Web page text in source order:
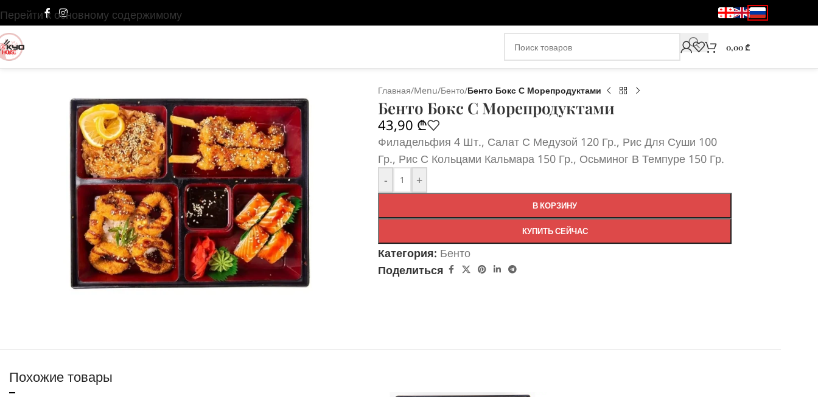
Перейти к основному содержимому
0,00₾
Главная/Menu/Бенто/Бенто Бокс С Морепродуктами
Бенто Бокс С Морепродуктами
43,90 ₾
Филадельфия 4 Шт., Салат С Медузой 120 Гр., Рис Для Суши 100
Гр., Рис С Кольцами Кальмара 150 Гр., Осьминог В Темпуре 150 Гр.
-
+
В КОРЗИНУ
КУПИТЬ СЕЙЧАС
Категория: Бенто
Поделиться
Похожие товары